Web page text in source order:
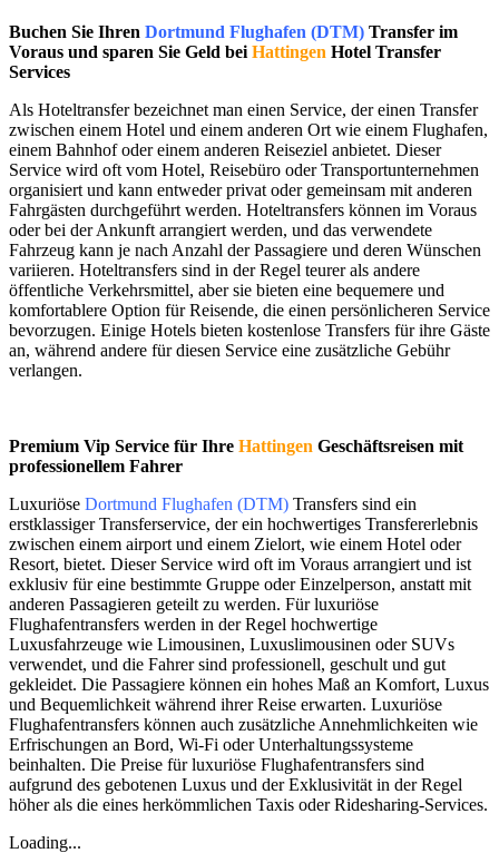
Buchen Sie Ihren Dortmund Flughafen (DTM) Transfer im
Voraus und sparen Sie Geld bei Hattingen Hotel Transfer
Services
Als Hoteltransfer bezeichnet man einen Service, der einen Transfer
zwischen einem Hotel und einem anderen Ort wie einem Flughafen,
einem Bahnhof oder einem anderen Reiseziel anbietet. Dieser
Service wird oft vom Hotel, Reisebüro oder Transportunternehmen
organisiert und kann entweder privat oder gemeinsam mit anderen
Fahrgästen durchgeführt werden. Hoteltransfers können im Voraus
oder bei der Ankunft arrangiert werden, und das verwendete
Fahrzeug kann je nach Anzahl der Passagiere und deren Wünschen
variieren. Hoteltransfers sind in der Regel teurer als andere
öffentliche Verkehrsmittel, aber sie bieten eine bequemere und
komfortablere Option für Reisende, die einen persönlicheren Service
bevorzugen. Einige Hotels bieten kostenlose Transfers für ihre Gäste
an, während andere für diesen Service eine zusätzliche Gebühr
verlangen.
Premium Vip Service für Ihre Hattingen Geschäftsreisen mit
professionellem Fahrer
Luxuriöse Dortmund Flughafen (DTM) Transfers sind ein
erstklassiger Transferservice, der ein hochwertiges Transfererlebnis
zwischen einem airport und einem Zielort, wie einem Hotel oder
Resort, bietet. Dieser Service wird oft im Voraus arrangiert und ist
exklusiv für eine bestimmte Gruppe oder Einzelperson, anstatt mit
anderen Passagieren geteilt zu werden. Für luxuriöse
Flughafentransfers werden in der Regel hochwertige
Luxusfahrzeuge wie Limousinen, Luxuslimousinen oder SUVs
verwendet, und die Fahrer sind professionell, geschult und gut
gekleidet. Die Passagiere können ein hohes Maß an Komfort, Luxus
und Bequemlichkeit während ihrer Reise erwarten. Luxuriöse
Flughafentransfers können auch zusätzliche Annehmlichkeiten wie
Erfrischungen an Bord, Wi-Fi oder Unterhaltungssysteme
beinhalten. Die Preise für luxuriöse Flughafentransfers sind
aufgrund des gebotenen Luxus und der Exklusivität in der Regel
höher als die eines herkömmlichen Taxis oder Ridesharing-Services.
Loading...